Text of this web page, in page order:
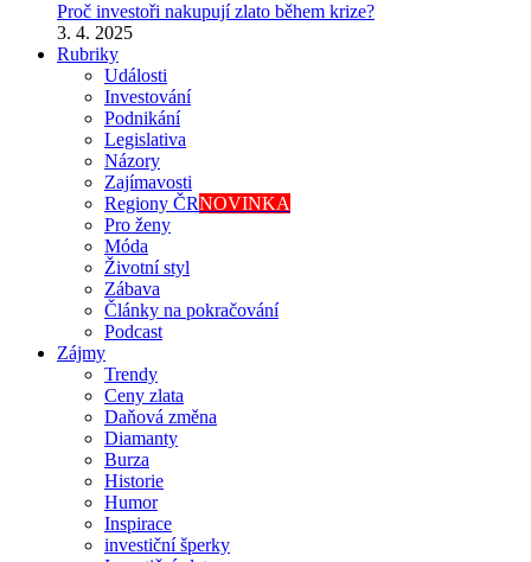
Proč investoři nakupují zlato během krize?
3. 4. 2025
Rubriky
Události
Investování
Podnikání
Legislativa
Názory
Zajímavosti
Regiony ČRNOVINKA
Pro ženy
Móda
Životní styl
Zábava
Články na pokračování
Podcast
Zájmy
Trendy
Ceny zlata
Daňová změna
Diamanty
Burza
Historie
Humor
Inspirace
investiční šperky